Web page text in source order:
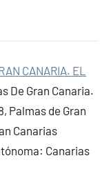
CANARIA. EL
De Gran Canaria.
Palmas de Gran
Canarias
Canarias